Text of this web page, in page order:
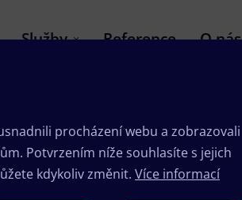
Služby Reference O nás
procházení webu a zobrazovali
Potvrzením níže souhlasíte s jejich
kdykoliv změnit. Více informací